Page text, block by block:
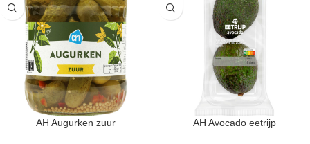
AH Augurken zuur AH Avocado eetrijp